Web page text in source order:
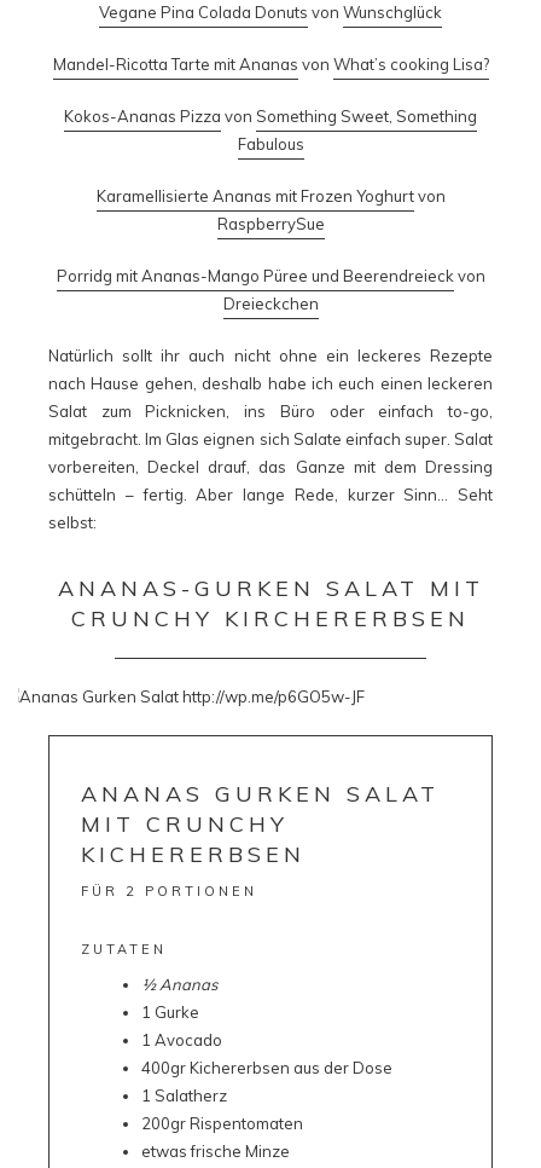
Vegane Pina Colada Donuts von Wunschglück
Mandel-Ricotta Tarte mit Ananas von What’s cooking Lisa?
Kokos-Ananas Pizza von Something Sweet, Something
Fabulous
Karamellisierte Ananas mit Frozen Yoghurtvon
RaspberrySue
Porridg mit Ananas-Mango Püree und Beerendreieck von
Dreieckchen
Natürlich sollt ihr auch nicht ohne ein leckeres Rezepte
nach Hause gehen, deshalb habe ich euch einen leckeren
Salat zum Picknicken, ins Büro oder einfach to-go,
mitgebracht. Im Glas eignen sich Salate einfach super. Salat
vorbereiten, Deckel drauf, das Ganze mit dem Dressing
schütteln – fertig. Aber lange Rede, kurzer Sinn… Seht
selbst:
ANANAS-GURKEN SALAT MIT
CRUNCHY KIRCHERERBSEN
ANANAS GURKEN SALAT
MIT CRUNCHY
KICHERERBSEN
FÜR 2 PORTIONEN
ZUTATEN
½ Ananas
1 Gurke
1 Avocado
400gr Kichererbsen aus der Dose
1 Salatherz
200gr Rispentomaten
etwas frische Minze